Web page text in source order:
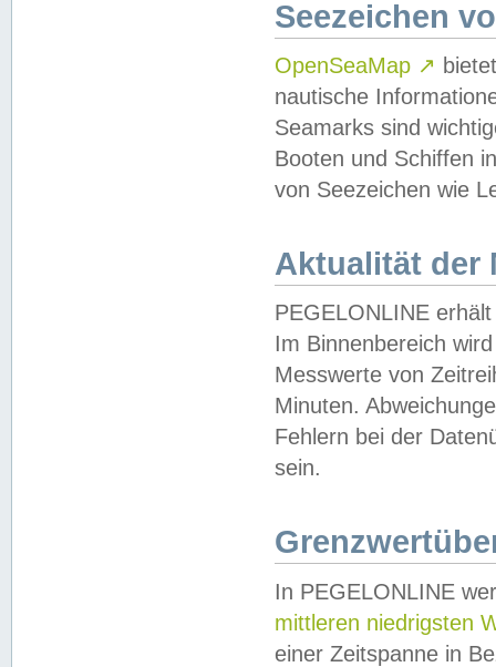
Seezeichen
OpenSeaMap ↗
nautische
Seamarks sind
Booten und Schiffen
von Seezeichen wie
Aktualität der
PEGELONLINE
Im Binnenbereich
Messwerte von
Minuten.
Fehlern bei der
sein.
In PEGELONLINE
mittleren niedrigsten
einer Zeitspanne in